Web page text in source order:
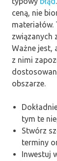
ceną, nie
związanych
Ważne jest,
z nimi
obszarze.
tym te
Stwórz
terminy
Inwestuj